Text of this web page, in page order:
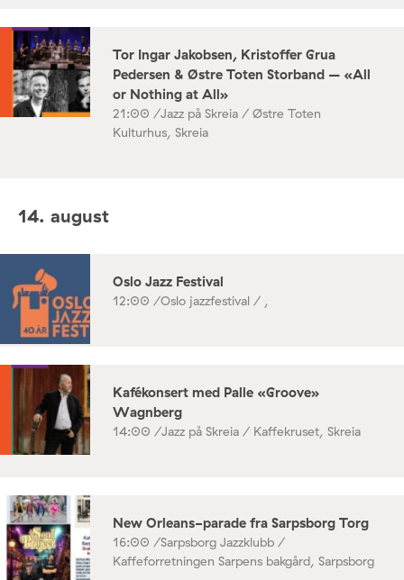
Tor Ingar Jakobsen, Kristoffer Grua
Pedersen & Østre Toten Storband – «All
or Nothing at All»
21:00 /Jazz på Skreia / Østre Toten
Kulturhus, Skreia
14. august
Oslo Jazz Festival
12:00 /Oslo jazzfestival / ,
Kafékonsert med Palle «Groove»
Wagnberg
14:00 /Jazz på Skreia / Kaffekruset, Skreia
New Orleans-parade fra Sarpsborg Torg
16:00 /Sarpsborg Jazzklubb /
Kaffeforretningen Sarpens bakgård, Sarpsborg